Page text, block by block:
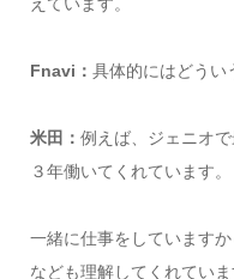
Fnavi： 具体的にはどうい
米田： 例えば、ジェニオ
３年働いてくれています。
一緒に仕事をしています
なども理解してくれていま